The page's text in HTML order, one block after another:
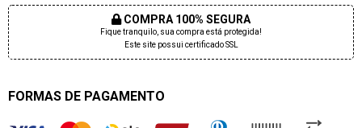
COMPRA 100% SEGURA
Fique tranquilo, sua compra está protegida!
Este site possui certificado SSL
FORMAS DE PAGAMENTO